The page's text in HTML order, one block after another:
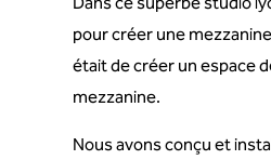
pour créer une
était de créer un espace
mezzanine.
Nous avons conçu et